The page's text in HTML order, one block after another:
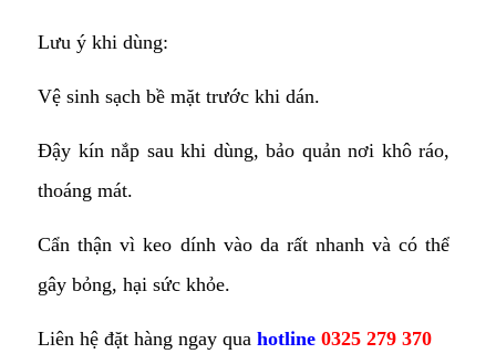
Lưu ý khi dùng:
Vệ sinh sạch bề mặt trước khi dán.
Đậy kín nắp sau khi dùng, bảo quản nơi khô ráo,
thoáng mát.
Cẩn thận vì keo dính vào da rất nhanh và có thể
gây bỏng, hại sức khỏe.
Liên hệ đặt hàng ngay qua hotline 0325 279 370